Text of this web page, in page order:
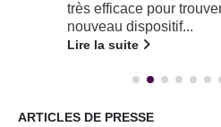
très efficace pour
nouveau dispositif...
Lire la suite
ARTICLES DE PRESSE